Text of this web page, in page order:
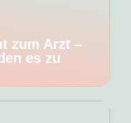
zum Arzt –
es zu